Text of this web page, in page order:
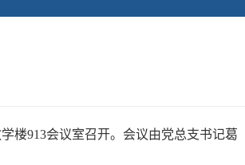
楼913会议室召开。会议由党总支书记葛